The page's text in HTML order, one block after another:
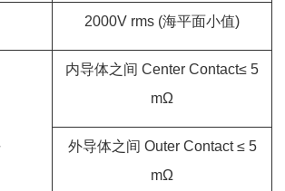
2000V rms (海平面小值)
内导体之间 Center Contact≤ 5
mΩ
外导体之间 Outer Contact ≤ 5
mΩ